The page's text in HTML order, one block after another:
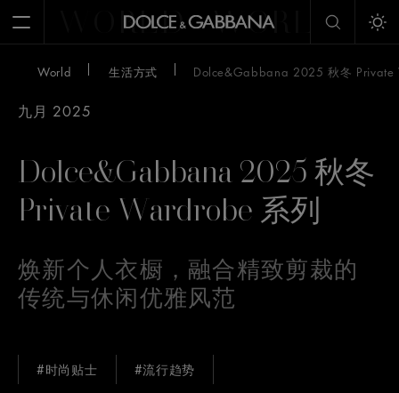
Open MenuWORLD WORLD
World 生活方式 Dolce&Gabbana 2025 秋冬
九月 2025
Dolce&Gabbana 2025 秋冬
Private Wardrobe 系列
焕新个人衣橱，融合精致剪裁的
传统与休闲优雅风范
#时尚贴士 #流行趋势